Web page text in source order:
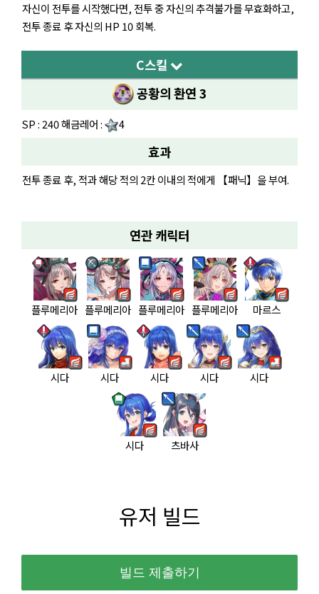
자신이 전투를 시작했다면, 전투 중 자신의 추격불가를 무효화하고,
전투 종료 후 자신의 HP 10 회복.
C스킬
공황의 환연 3
SP : 240 해금레어 : 4
효과
전투 종료 후, 적과 해당 적의 2칸 이내의 적에게 【패닉】을 부여.
연관 캐릭터
플루메리아 플루메리아 플루메리아 플루메리아 마르스
시다 시다 시다 시다 시다
시다 츠바사
유저 빌드